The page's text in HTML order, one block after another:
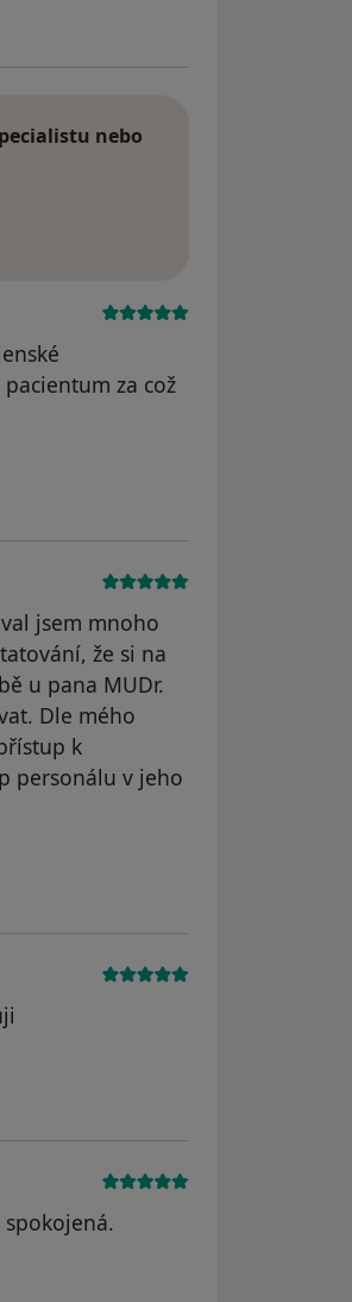
nebo
za což
jsem mnoho
že si na
u pana MUDr.
Dle mého
k
personálu v jeho